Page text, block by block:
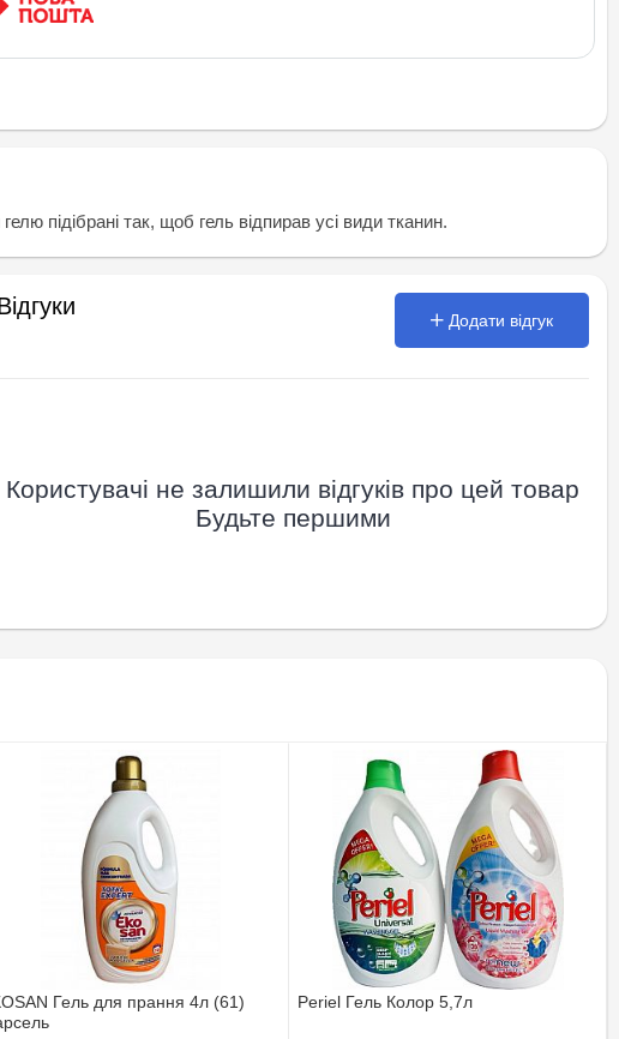
підібрані так, щоб гель відпирав усі види тканин.
Додати відгук
Користувачі не залишили відгуків про цей товар
Будьте першими
Гель для прання 4л (61)
Periel Гель Колор 5,7л